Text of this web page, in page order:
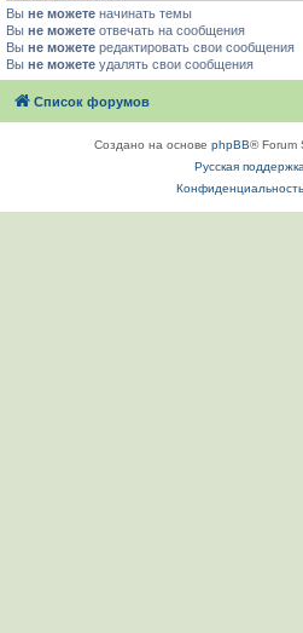
Вы не можете начинать темы
Вы не можете отвечать на сообщения
Вы не можете редактировать свои сообщения
Вы не можете удалять свои сообщения
Список форумов
Создано на основе phpBB® Forum
Русская
Конфиденциальность